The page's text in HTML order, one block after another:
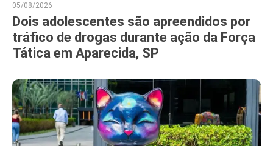
05/08/2026
Dois adolescentes são apreendidos por
tráfico de drogas durante ação da Força
Tática em Aparecida, SP